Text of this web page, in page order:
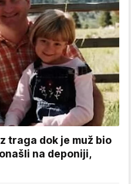
traga dok je muž bio
na deponiji,